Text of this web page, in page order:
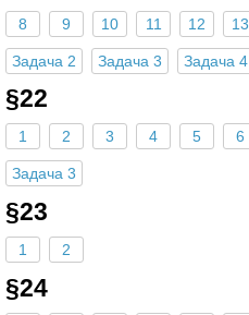
8 9 10 11 12 13
Задача 2 Задача 3 Задача 4
§22
1 2 3 4 5 6
Задача 3
§23
1 2
§24